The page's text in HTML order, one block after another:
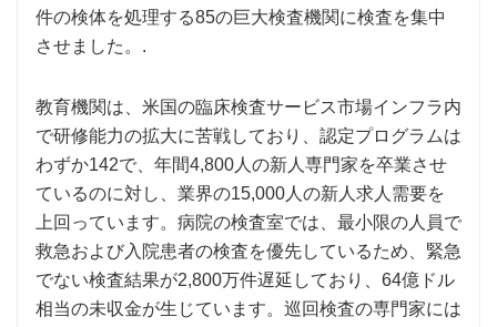
件の検体を処理する85の巨大検査機関に検査を集中
させました。.
教育機関は、米国の臨床検査サービス市場インフラ内
で研修能力の拡大に苦戦しており、認定プログラムは
わずか142で、年間4,800人の新人専門家を卒業させ
ているのに対し、業界の15,000人の新人求人需要を
上回っています。病院の検査室では、最小限の人員で
救急および入院患者の検査を優先しているため、緊急
でない検査結果が2,800万件遅延しており、64億ドル
相当の未収金が生じています。巡回検査の専門家には